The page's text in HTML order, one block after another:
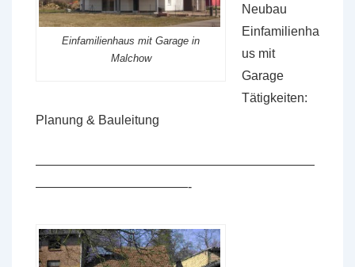
Einfamilienhaus mit Garage in
Malchow
Neubau
Einfamilienha
us mit
Garage
Tätigkeiten:
Planung & Bauleitung
——————————————————————
————————————-